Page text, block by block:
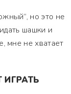
но это не
шашки и
мне не хватает